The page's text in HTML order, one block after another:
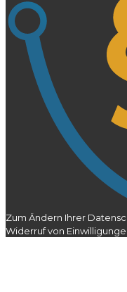
Zum Ändern Ihrer
Widerruf von